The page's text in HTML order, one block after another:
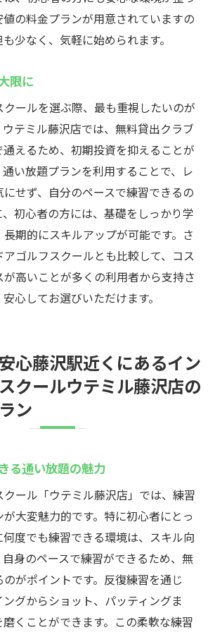
の料金プランが用意されていますの
少なく、気軽に始められます。
限に
ールを選ぶ際、最も重視したいのが
テミル藤沢店では、無料貸出クラブ
えるため、初期投資を抑えることが
い放題プランを利用することで、レ
にせず、自分のペースで練習できるの
初心者の方には、基礎をしっかり学
期的にスキルアップが可能です。さ
ゴルフスクールとも比較して、コス
が高いことが多くの利用者から支持さ
心してお選びいただけます。
心藤沢駅近くにあるイン
クールウテミル藤沢店の
ン
る通い放題の魅力
ール「ウテミル藤沢店」では、練習
大変魅力的です。特に初心者にとっ
度でも練習できる環境は、スキル向
身のペースで練習ができるため、無
がポイントです。反復練習を通じ
グからショット、パッティングま
くことができます。この柔軟な練習